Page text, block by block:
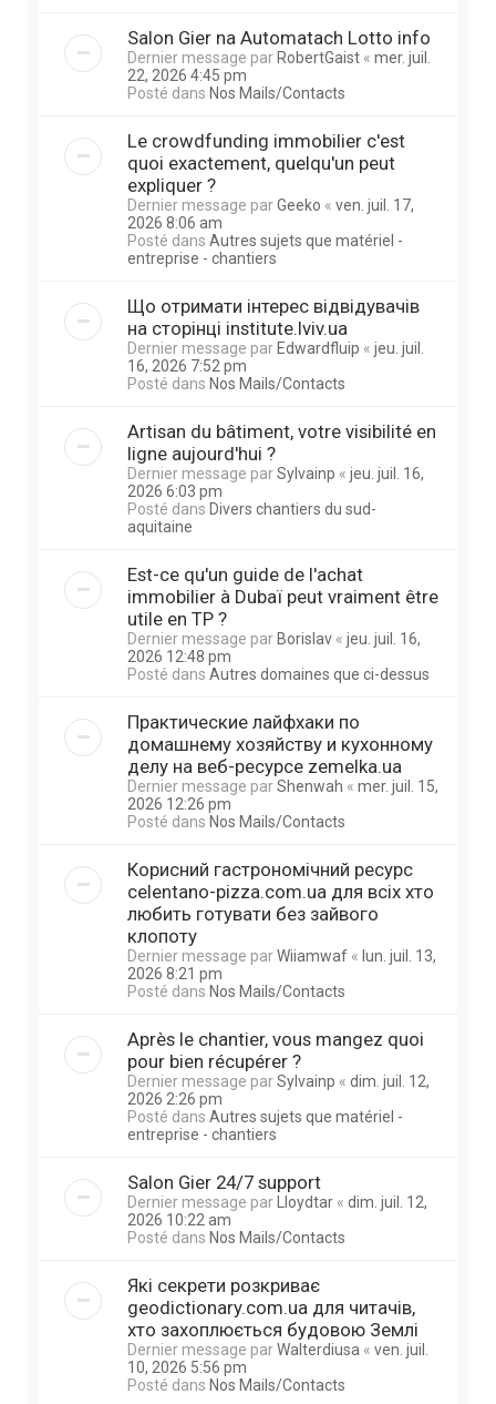
Salon Gier na Automatach Lotto info
Dernier message par RobertGaist « mer. juil.
22, 2026 4:45 pm
Posté dans Nos Mails/Contacts
Le crowdfunding immobilier c'est
quoi exactement, quelqu'un peut
expliquer ?
Dernier message parGeeko « ven. juil. 17,
2026 8:06 am
Posté dans Autres sujets que matériel -
entreprise - chantiers
Що отримати інтерес відвідувачів
на сторінці institute.lviv.ua
Dernier message par Edwardfluip « jeu. juil.
16, 2026 7:52 pm
Posté dans Nos Mails/Contacts
Artisan du bâtiment, votre visibilité en
ligne aujourd'hui ?
Dernier message parSylvainp « jeu. juil. 16,
2026 6:03 pm
Posté dans Divers chantiers du sud-
aquitaine
Est-ce qu'un guide de l'achat
immobilier à Dubaï peut vraiment être
utile en TP ?
Dernier message par Borislav « jeu. juil. 16,
2026 12:48 pm
Posté dans Autres domaines que ci-dessus
Практические лайфхаки по
домашнему хозяйству и кухонному
делу на веб-ресурсе zemelka.ua
Dernier message parShenwah « mer. juil. 15,
2026 12:26 pm
Posté dans Nos Mails/Contacts
Корисний гастрономічний ресурс
celentano-pizza.com.ua для всіх хто
любить готувати без зайвого
клопоту
Dernier message parWiiamwaf « lun. juil. 13,
2026 8:21 pm
Posté dans Nos Mails/Contacts
Après le chantier, vous mangez quoi
pour bien récupérer ?
Dernier message parSylvainp « dim. juil. 12,
2026 2:26 pm
Posté dans Autres sujets que matériel -
entreprise - chantiers
Salon Gier 24/7 support
Dernier message par Lloydtar « dim. juil. 12,
2026 10:22 am
Posté dans Nos Mails/Contacts
Які секрети розкриває
geodictionary.com.ua для читачів,
хто захоплюється будовою Землі
Dernier message parWalterdiusa « ven. juil.
10, 2026 5:56 pm
Posté dans Nos Mails/Contacts